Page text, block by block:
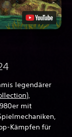
legendärer
),
mit
Kämpfen für